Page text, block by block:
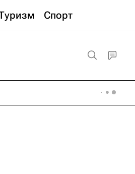
Спорт